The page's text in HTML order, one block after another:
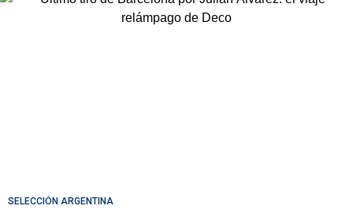
SELECCIÓN ARGENTINA